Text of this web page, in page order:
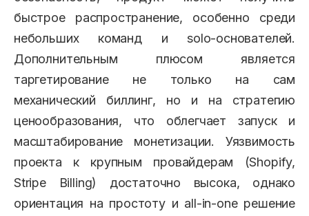
быстрое распространение, особенно среди
небольших команд и solo-основателей.
Дополнительным плюсом является
таргетирование не только на сам
механический биллинг, но и на стратегию
ценообразования, что облегчает запуск и
масштабирование монетизации. Уязвимость
проекта к крупным провайдерам (Shopify,
Stripe Billing) достаточно высока, однако
ориентация на простоту и all-in-one решение